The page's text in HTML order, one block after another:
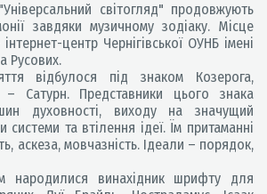
світогляд" продовжують
завдяки музичному зодіаку. Місце
центр Чернігівської ОУНБ імені
Русових.
відбулося під знаком Козерога,
– Сатурн. Представники цього знака
духовності, виходу на значущий
системи та втілення ідеї. Їм притаманні
аскеза, мовчазність. Ідеали – порядок,
винахідник шрифту для